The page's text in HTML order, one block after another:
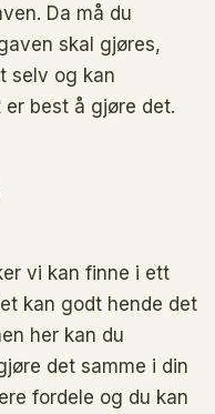
Da må du
skal gjøres,
selv og kan
best å gjøre det.
vi kan finne i ett
kan godt hende det
her kan du
det samme i din
fordele og du kan